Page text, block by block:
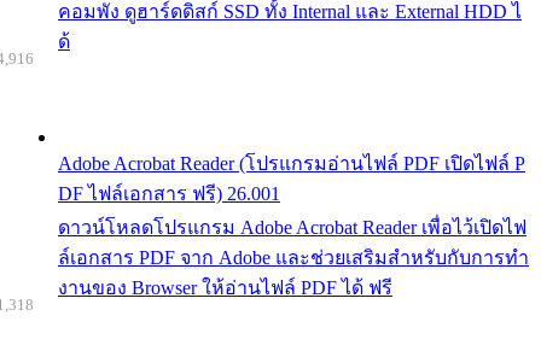
คอมพัง ดูฮาร์ดดิสก์ SSD ทั้ง Internal และ External HDD ไ
ด้
Adobe Acrobat Reader (โปรแกรมอ่านไฟล์ PDF เปิดไฟล์ P
DF ไฟล์เอกสาร ฟรี) 26.001
ดาวน์โหลดโปรแกรม Adobe Acrobat Reader เพื่อไว้เปิดไฟ
ล์เอกสาร PDF จาก Adobe และช่วยเสริมสำหรับกับการทำ
งานของ Browser ให้อ่านไฟล์ PDF ได้ ฟรี